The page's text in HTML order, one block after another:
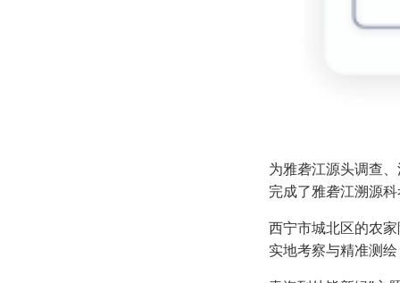
为雅砻江源头调查
完成了雅砻江溯源
西宁市城北区的农
实地考察与精准测